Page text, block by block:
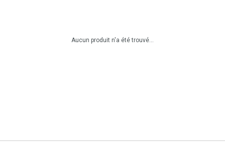
Aucun produit n'a été trouvé...